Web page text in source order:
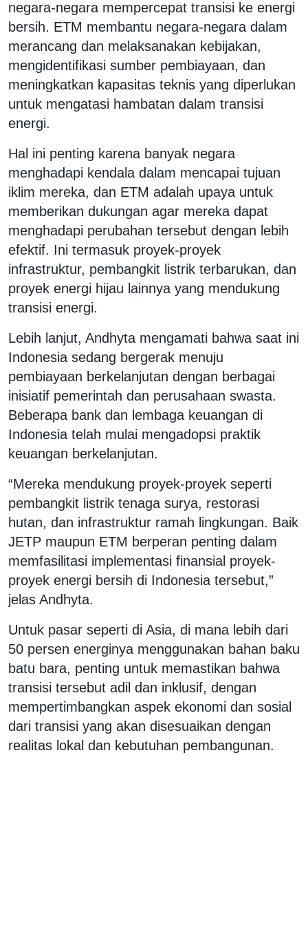
negara-negara mempercepat transisi ke energi
bersih. ETM membantu negara-negara dalam
merancang dan melaksanakan kebijakan,
mengidentifikasi sumber pembiayaan, dan
meningkatkan kapasitas teknis yang diperlukan
untuk mengatasi hambatan dalam transisi
energi.
Hal ini penting karena banyak negara
menghadapi kendala dalam mencapai tujuan
iklim mereka, dan ETM adalah upaya untuk
memberikan dukungan agar mereka dapat
menghadapi perubahan tersebut dengan lebih
efektif. Ini termasuk proyek-proyek
infrastruktur, pembangkit listrik terbarukan, dan
proyek energi hijau lainnya yang mendukung
transisi energi.
Lebih lanjut, Andhyta mengamati bahwa saat ini
Indonesia sedang bergerak menuju
pembiayaan berkelanjutan dengan berbagai
inisiatif pemerintah dan perusahaan swasta.
Beberapa bank dan lembaga keuangan di
Indonesia telah mulai mengadopsi praktik
keuangan berkelanjutan.
“Mereka mendukung proyek-proyek seperti
pembangkit listrik tenaga surya, restorasi
hutan, dan infrastruktur ramah lingkungan. Baik
JETP maupun ETM berperan penting dalam
memfasilitasi implementasi finansial proyek-
proyek energi bersih di Indonesia tersebut,”
jelas Andhyta.
Untuk pasar seperti di Asia, di mana lebih dari
50 persen energinya menggunakan bahan baku
batu bara, penting untuk memastikan bahwa
transisi tersebut adil dan inklusif, dengan
mempertimbangkan aspek ekonomi dan sosial
dari transisi yang akan disesuaikan dengan
realitas lokal dan kebutuhan pembangunan.